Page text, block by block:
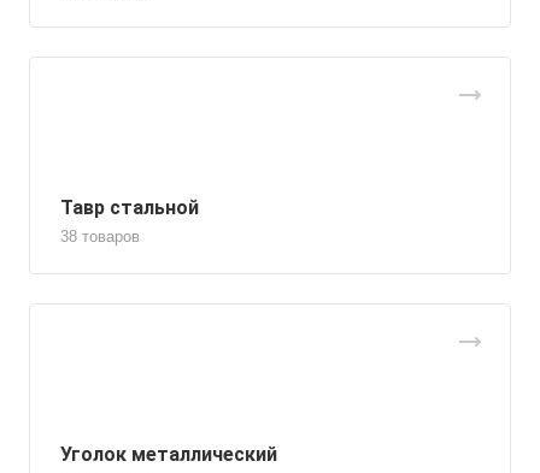
Тавр стальной
38 товаров
Уголок металлический